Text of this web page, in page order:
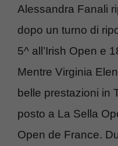
Alessandra Fanali
dopo un turno di
5^ all’Irish Open e
Mentre Virginia
belle prestazioni in
posto a La Sella
Open de France.